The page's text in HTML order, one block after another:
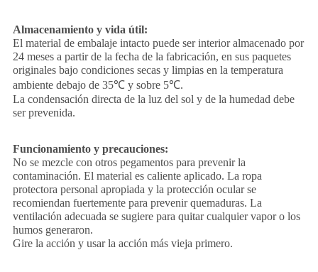
Almacenamiento y vida útil:
El material de embalaje intacto puede ser interior almacenado por
24 meses a partir de la fecha de la fabricación, en sus paquetes
originales bajo condiciones secas y limpias en la temperatura
ambiente debajo de 35℃ y sobre 5℃.
La condensación directa de la luz del sol y de la humedad debe
ser prevenida.
Funcionamiento y precauciones:
No se mezcle con otros pegamentos para prevenir la
contaminación. El material es caliente aplicado. La ropa
protectora personal apropiada y la protección ocular se
recomiendan fuertemente para prevenir quemaduras. La
ventilación adecuada se sugiere para quitar cualquier vapor o los
humos generaron.
Gire la acción y usar la acción más vieja primero.